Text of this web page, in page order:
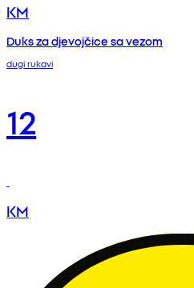
KM
Duks za djevojčice sa vezom
dugi rukavi
12
KM